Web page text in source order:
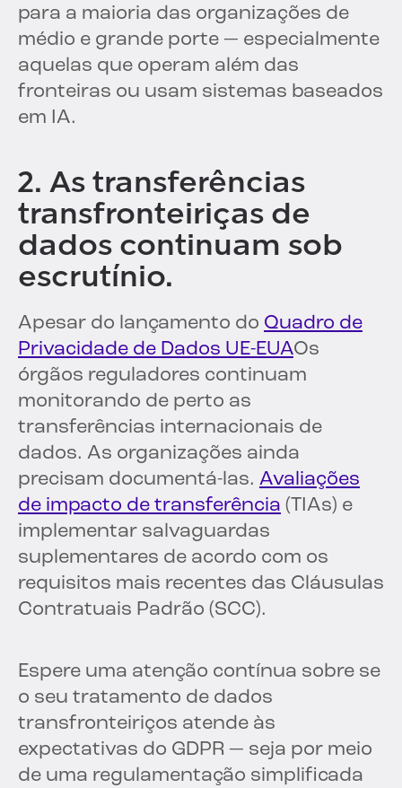
para a maioria das organizações de
médio e grande porte — especialmente
aquelas que operam além das
fronteiras ou usam sistemas baseados
em IA.
2. As transferências
transfronteiriças de
dados continuam sob
escrutínio.
Apesar do lançamento do Quadro de
Privacidade de Dados UE-EUAOs
órgãos reguladores continuam
monitorando de perto as
transferências internacionais de
dados. As organizações ainda
precisam documentá-las. Avaliações
de impacto de transferência (TIAs) e
implementar salvaguardas
suplementares de acordo com os
requisitos mais recentes das Cláusulas
Contratuais Padrão (SCC).
Espere uma atenção contínua sobre se
o seu tratamento de dados
transfronteiriços atende às
expectativas do GDPR — seja por meio
de uma regulamentação simplificada